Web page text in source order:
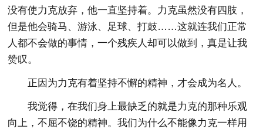
没有使力克放弃，他一直坚持着。力克虽然没有四肢，
但是他会骑马、游泳、足球、打鼓……这就连我们正常
人都不会做的事情，一个残疾人却可以做到，真是让我
赞叹。
正因为力克有着坚持不懈的精神，才会成为名人。
我觉得，在我们身上最缺乏的就是力克的那种乐观
向上，不屈不饶的精神。我们为什么不能像力克一样用